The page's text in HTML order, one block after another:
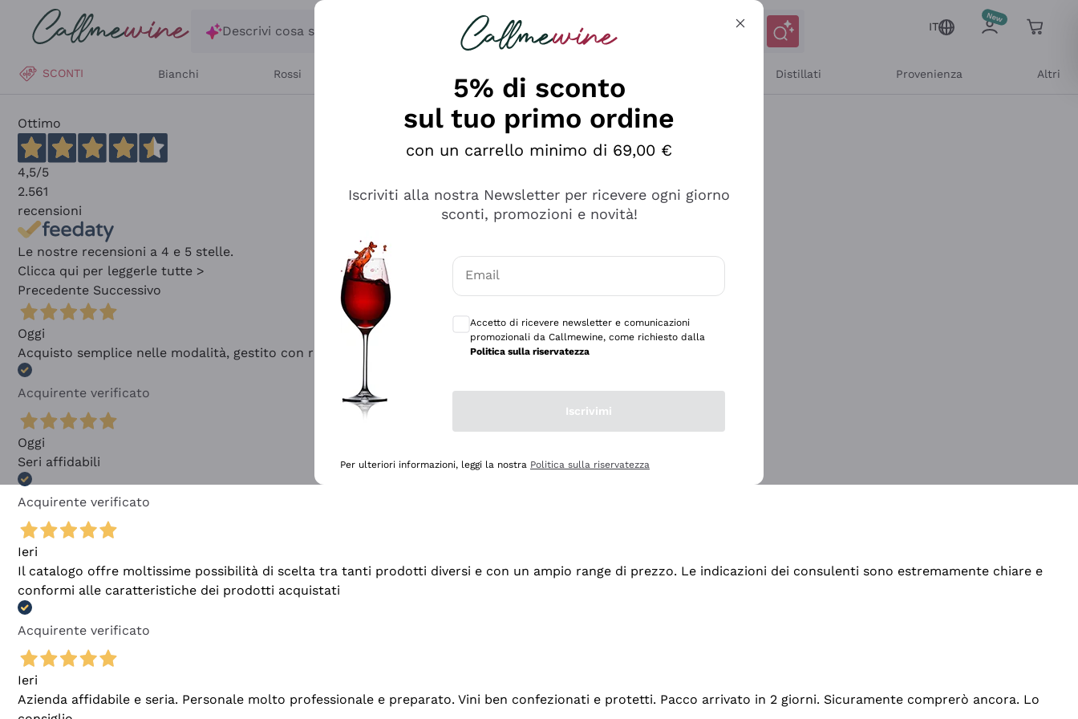
Salta al contenuto principale
Descrivi cosa stai cercando
IT
SCONTI Bianchi Rossi Distillati Provenienza Altri
Ottimo
4,5/5
2.561
recensioni
Le nostre recensioni a 4 e 5 stelle.
Clicca qui per leggerle tutte >
Precedente Successivo
Oggi
Acquisto semplice nelle modalità, gestito con rapidità e professionalità
Acquirente verificato
Oggi
Seri affidabili
Acquirente verificato
Ieri
Il catalogo offre moltissime possibilità di scelta tra tanti prodotti diversi e con un ampio range di prezzo. Le indicazioni dei consulenti sono estremamente chiare e
conformi alle caratteristiche dei prodotti acquistati
Acquirente verificato
Ieri
Azienda affidabile e seria. Personale molto professionale e preparato. Vini ben confezionati e protetti. Pacco arrivato in 2 giorni. Sicuramente comprerò ancora. Lo
5% di sconto
sul tuo primo ordine
con un carrello minimo di 69,00 €
Iscriviti alla nostra Newsletter per ricevere ogni giorno
sconti, promozioni e novità!
Email
Accetto di ricevere newsletter e comunicazioni
promozionali da Callmewine, come richiesto dalla
Politica sulla riservatezza
Iscrivimi
Per ulteriori informazioni, leggi la nostra Politica sulla riservatezza